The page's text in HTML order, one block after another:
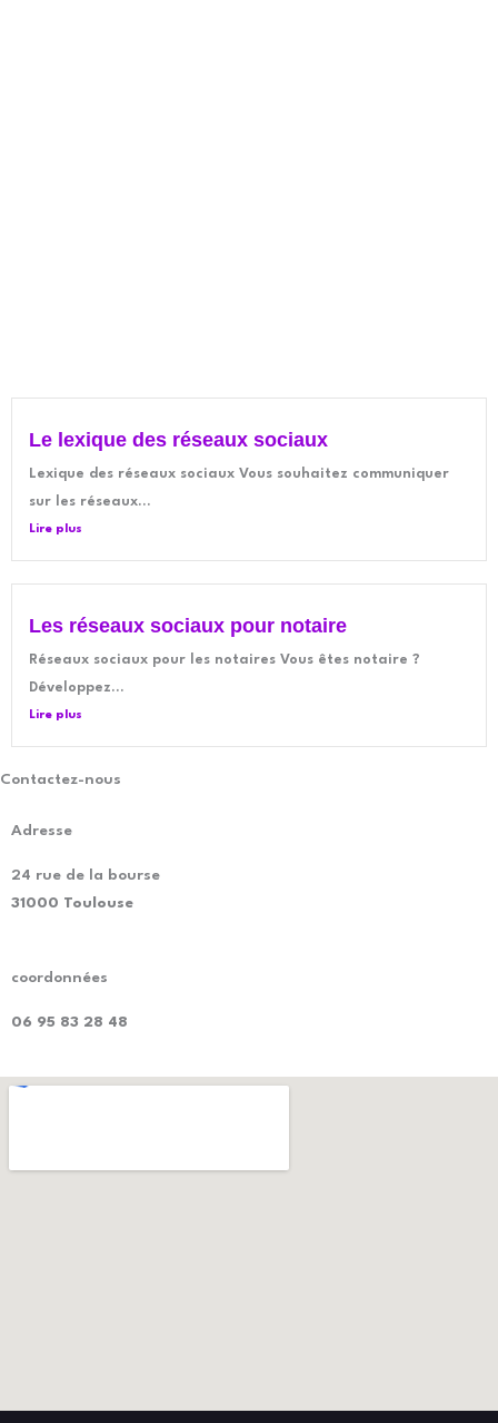
Le lexique des réseaux sociaux
Lexique des réseaux sociaux Vous souhaitez communiquer
sur les réseaux...
Lire plus
Les réseaux sociaux pour notaire
Réseaux sociaux pour les notaires Vous êtes notaire ?
Développez...
Lire plus
Contactez-nous
Adresse
24 rue de la bourse
31000 Toulouse
coordonnées
06 95 83 28 48